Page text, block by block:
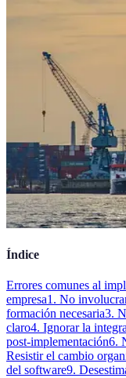
Índice
Errores comunes al
empresa1. No
formación necesaria3.
claro4. Ignorar la
post-implementación6.
Resistir el cambio
del software9.